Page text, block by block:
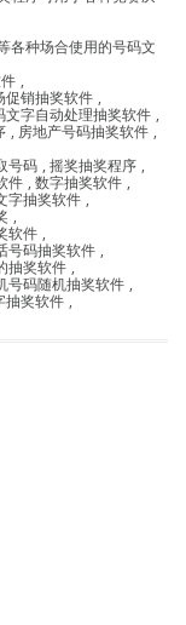
各种场合使用的号码文
,
促销抽奖软件 ,
文字自动处理抽奖软件 ,
, 房地产号码抽奖软件 ,
号码 , 摇奖抽奖程序 ,
件 , 数字抽奖软件 ,
字抽奖软件 ,
,
软件 ,
号码抽奖软件 ,
抽奖软件 ,
号码随机抽奖软件 ,
抽奖软件 ,